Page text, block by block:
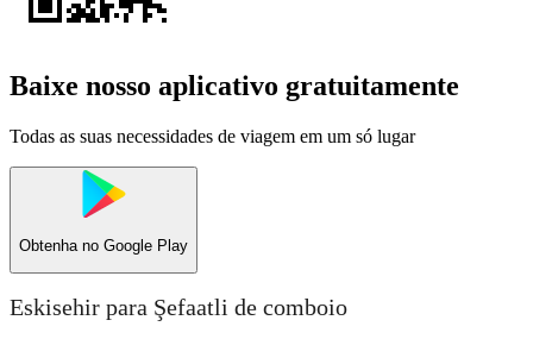
Baixe nosso aplicativo gratuitamente
Todas as suas necessidades de viagem em um só lugar
Obtenha no Google Play
Eskisehir para Şefaatli de comboio